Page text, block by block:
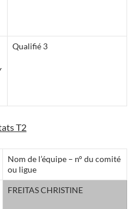
Qualifié 3
T2
Nom de l’équipe – n° du comité
ou ligue
FREITAS CHRISTINE